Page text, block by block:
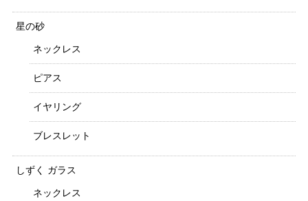
星の砂
ネックレス
ピアス
イヤリング
ブレスレット
しずく ガラス
ネックレス